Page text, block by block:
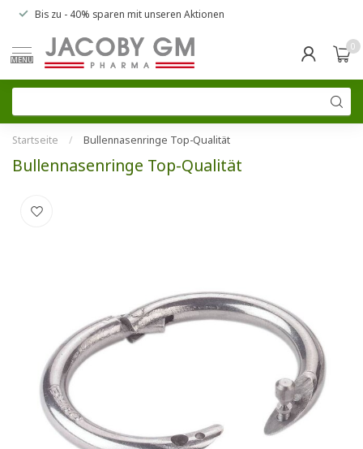
Bis zu - 40% sparen mit unseren Aktionen
MENU
0
Startseite / Bullennasenringe Top-Qualität
Bullennasenringe Top-Qualität